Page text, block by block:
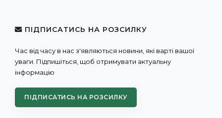
ПІДПИСАТИСЬ НА РОЗСИЛКУ
Час від часу в нас з'являються новини, які варті вашої
уваги. Підпишіться, щоб отримувати актуальну
інформацію
ПІДПИСАТИСЬ НА РОЗСИЛКУ